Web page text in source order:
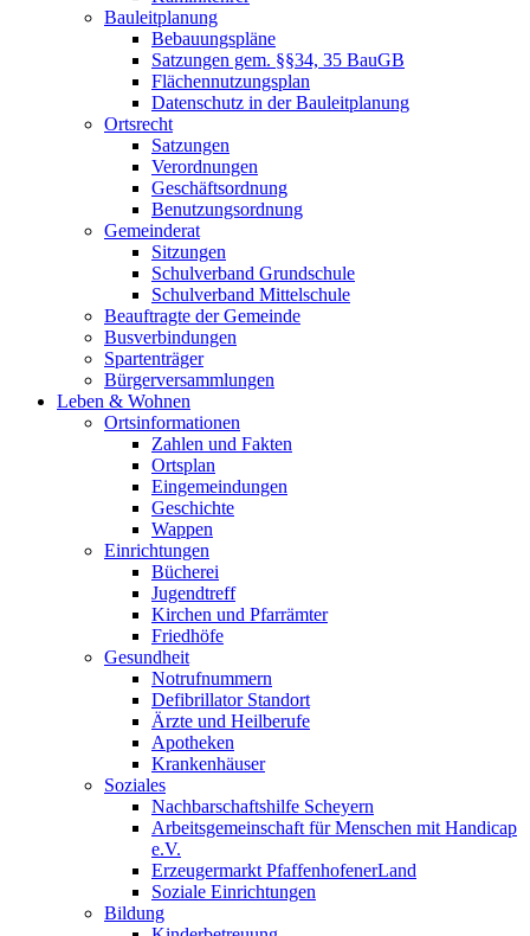
Bauleitplanung
Bebauungspläne
Satzungen gem. §§34, 35 BauGB
Flächennutzungsplan
Datenschutz in der Bauleitplanung
Ortsrecht
Satzungen
Verordnungen
Geschäftsordnung
Benutzungsordnung
Gemeinderat
Sitzungen
Schulverband Grundschule
Schulverband Mittelschule
Beauftragte der Gemeinde
Busverbindungen
Spartenträger
Bürgerversammlungen
Leben & Wohnen
Ortsinformationen
Zahlen und Fakten
Ortsplan
Eingemeindungen
Geschichte
Wappen
Einrichtungen
Bücherei
Jugendtreff
Kirchen und Pfarrämter
Friedhöfe
Gesundheit
Notrufnummern
Defibrillator Standort
Ärzte und Heilberufe
Apotheken
Krankenhäuser
Soziales
Nachbarschaftshilfe Scheyern
Arbeitsgemeinschaft für Menschen mit Handicap
e.V.
Erzeugermarkt PfaffenhofenerLand
Soziale Einrichtungen
Bildung